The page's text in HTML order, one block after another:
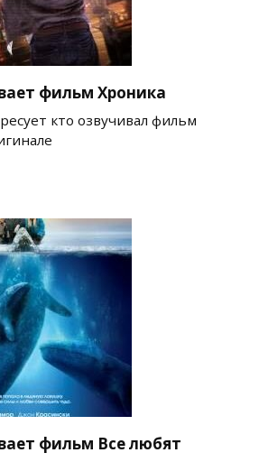
фильм Хроника
кто озвучивал фильм
фильм Все любят